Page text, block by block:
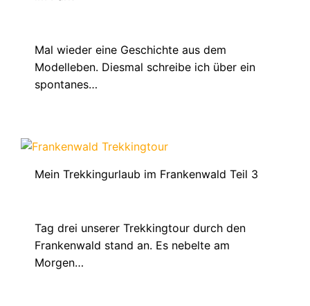
Mal wieder eine Geschichte aus dem
Modelleben. Diesmal schreibe ich über ein
spontanes…
Mein Trekkingurlaub im Frankenwald Teil 3
Tag drei unserer Trekkingtour durch den
Frankenwald stand an. Es nebelte am
Morgen…